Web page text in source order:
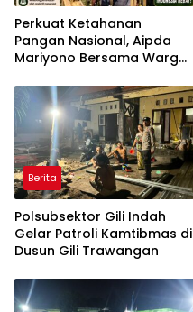
Perkuat Ketahanan
Pangan Nasional, Aipda
Mariyono Bersama Warga
Raya
Berita
Polsubsektor Gili Indah
Gelar Patroli Kamtibmas di
Dusun Gili Trawangan